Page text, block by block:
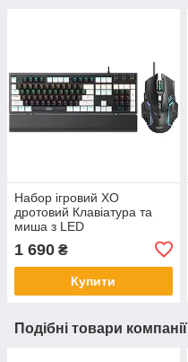
Набор ігровий XO
дротовий Клавіатура та
миша з LED
Black Mix
1 690 ₴
Купити
Подібні товари компанії